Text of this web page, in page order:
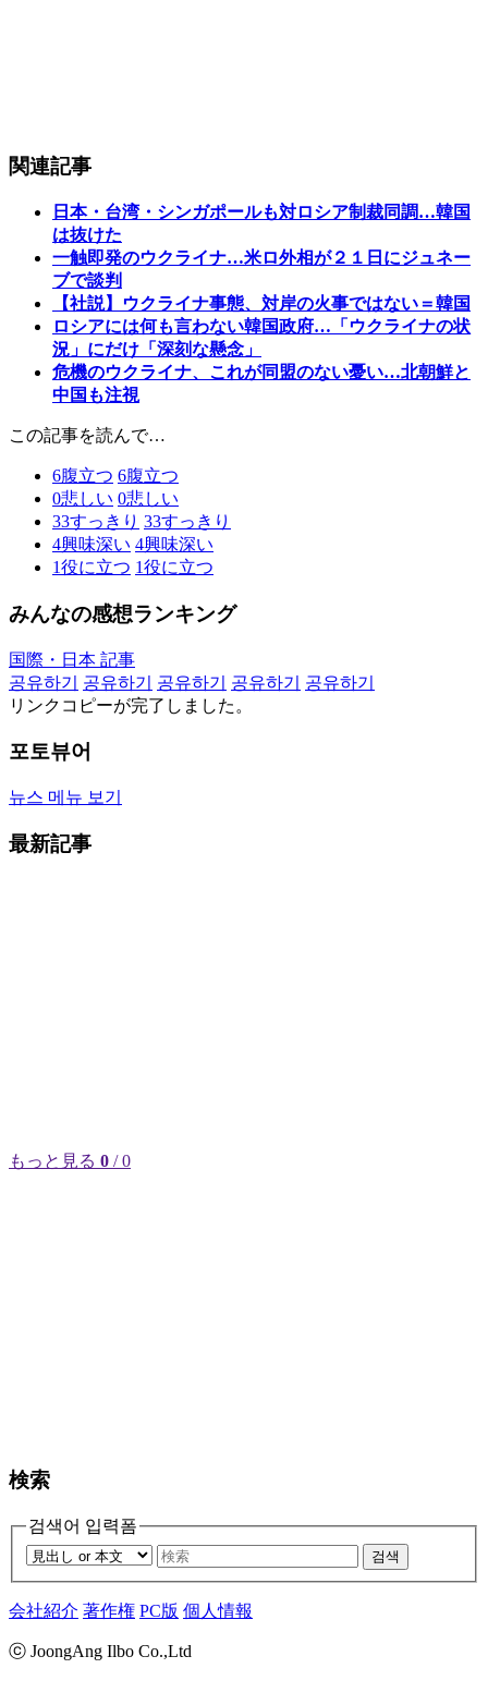
関連記事
日本・台湾・シンガポールも対ロシア制裁同調…韓国
は抜けた
一触即発のウクライナ…米ロ外相が２１日にジュネー
ブで談判
【社説】ウクライナ事態、対岸の火事ではない＝韓国
ロシアには何も言わない韓国政府…「ウクライナの状
況」にだけ「深刻な懸念」
危機のウクライナ、これが同盟のない憂い…北朝鮮と
中国も注視
この記事を読んで…
6腹立つ 6腹立つ
0悲しい 0悲しい
33すっきり 33すっきり
4興味深い 4興味深い
1役に立つ 1役に立つ
みんなの感想ランキング
国際・日本 記事
공유하기
공유하기 공유하기 공유하기
공유하기
リンクコピーが完了しました。
포토뷰어
뉴스 메뉴 보기
最新記事
もっと見る 0 / 0
検索
검색어 입력폼
검색
会社紹介 著作権 PC版 個人情報
ⓒ JoongAng Ilbo Co.,Ltd